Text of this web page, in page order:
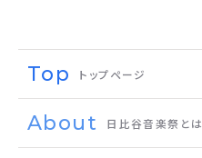
Top トップページ
About 日比谷音楽祭とは